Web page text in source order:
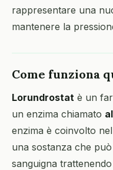
rappresentare una
mantenere la
Come funziona
Lorundrostat è un
un enzima chiamato
enzima è coinvolto
una sostanza che
sanguigna